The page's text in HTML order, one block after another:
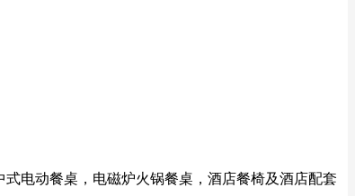
电动餐桌，电磁炉火锅餐桌，酒店餐椅及酒店配套